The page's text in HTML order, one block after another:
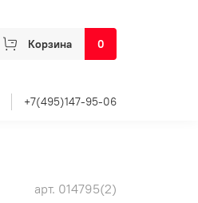
Корзина 0
+7(495)147-95-06
арт. 014795(2)